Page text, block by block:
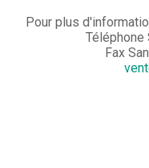
Pour plus
Fax